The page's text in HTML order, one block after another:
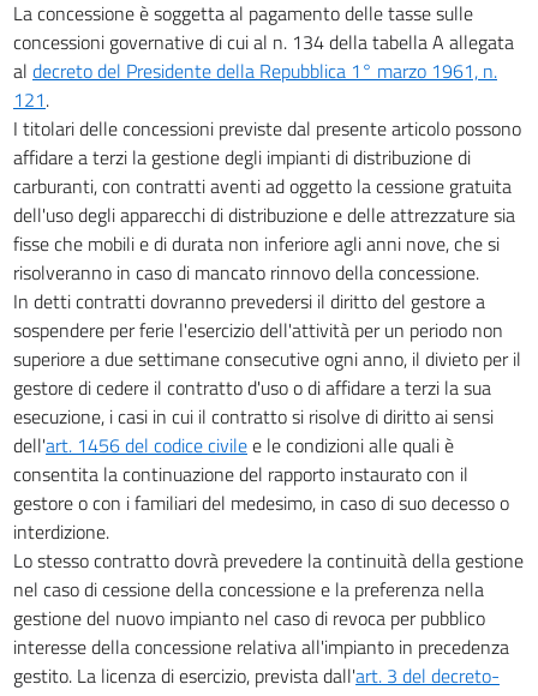
48
49
50
51
52
53
54
55
56
57
58
59
60
61
62
63
64
65
66
La concessione è soggetta al pagamento delle tasse sulle
concessioni governative di cui al n. 134 della tabella A allegata
al decreto del Presidente della Repubblica 1° marzo 1961, n.
121.
I titolari delle concessioni previste dal presente articolo possono
affidare a terzi la gestione degli impianti di distribuzione di
carburanti, con contratti aventi ad oggetto la cessione gratuita
dell'uso degli apparecchi di distribuzione e delle attrezzature sia
fisse che mobili e di durata non inferiore agli anni nove, che si
risolveranno in caso di mancato rinnovo della concessione.
In detti contratti dovranno prevedersi il diritto del gestore a
sospendere per ferie l'esercizio dell'attività per un periodo non
superiore a due settimane consecutive ogni anno, il divieto per il
gestore di cedere il contratto d'uso o di affidare a terzi la sua
esecuzione, i casi in cui il contratto si risolve di diritto ai sensi
dell'art. 1456 del codice civilee le condizioni alle quali è
consentita la continuazione del rapporto instaurato con il
gestore o con i familiari del medesimo, in caso di suo decesso o
interdizione.
Lo stesso contratto dovrà prevedere la continuità della gestione
nel caso di cessione della concessione e la preferenza nella
gestione del nuovo impianto nel caso di revoca per pubblico
interesse della concessione relativa all'impianto in precedenza
gestito. La licenza di esercizio, prevista dall'art. 3 del decreto-